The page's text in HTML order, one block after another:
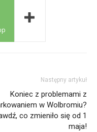
Następny artykuł
Koniec z problemami z
w Wolbromiu?
co zmieniło się od 1
maja!